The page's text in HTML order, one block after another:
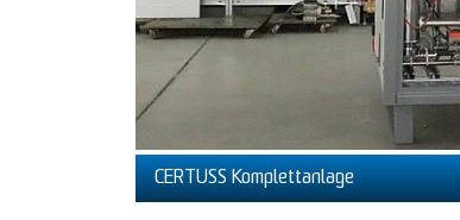
CERTUSS Komplettanlage